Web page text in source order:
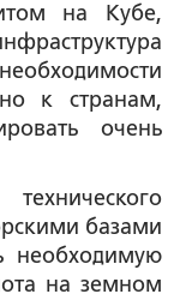
на Кубе,
к странам,
очень
базами
необходимую
на земном